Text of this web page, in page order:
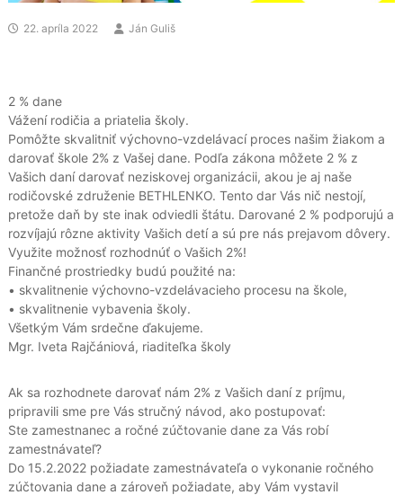
22. apríla 2022 Ján Guliš
2 % dane
Vážení rodičia a priatelia školy.
Pomôžte skvalitniť výchovno-vzdelávací proces našim žiakom a
darovať škole 2% z Vašej dane. Podľa zákona môžete 2 % z
Vašich daní darovať neziskovej organizácii, akou je aj naše
rodičovské združenie BETHLENKO. Tento dar Vás nič nestojí,
pretože daň by ste inak odviedli štátu. Darované 2 % podporujú a
rozvíjajú rôzne aktivity Vašich detí a sú pre nás prejavom dôvery.
Využite možnosť rozhodnúť o Vašich 2%!
Finančné prostriedky budú použité na:
• skvalitnenie výchovno-vzdelávacieho procesu na škole,
• skvalitnenie vybavenia školy.
Všetkým Vám srdečne ďakujeme.
Mgr. Iveta Rajčániová, riaditeľka školy
Ak sa rozhodnete darovať nám 2% z Vašich daní z príjmu,
pripravili sme pre Vás stručný návod, ako postupovať:
Ste zamestnanec a ročné zúčtovanie dane za Vás robí
zamestnávateľ?
Do 15.2.2022 požiadate zamestnávateľa o vykonanie ročného
zúčtovania dane a zároveň požiadate, aby Vám vystavil